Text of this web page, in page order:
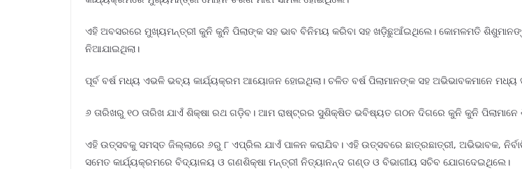
ଏହି ଅବସରରେ ମୁଖ୍ୟମନ୍ତ୍ରୀ କୁନି କୁନି ପିଲାଙ୍କ ସହ ଭାବ ବିନିମୟ କରିବା ସହ ଖଡ଼ିଛୁଆଁଇଥିଲେ। କୋମଳମତି
ନିଆଯାଇଥିଲା।
ପୂର୍ବ ବର୍ଷ ମଧ୍ୟ ଏଭଳି ଭବ୍ୟ କାର୍ଯ୍ୟକ୍ରମ ଆୟୋଜନ ହୋଇଥିଲା। ଚଳିତ ବର୍ଷ ପିଲାମାନଙ୍କ ସହ ଅଭିଭାବକମାନେ ମଧ୍ୟ
୬ ତାରିଖରୁ ୧୦ ତାରିଖ ଯାଏଁ ଶିକ୍ଷା ରଥ ଗଡ଼ିବ। ଆମ ରାଷ୍ଟ୍ରର ସୁଶିକ୍ଷିତ ଭବିଷ୍ୟତ ଗଠନ ଦିଗରେ କୁନି କୁନି ପିଲାମାନେ
ଏହି ଉତ୍ସବକୁ ସମସ୍ତ ଜିଲ୍ଲାରେ ୬ରୁ ୮ ଏପ୍ରିଲ ଯାଏଁ ପାଳନ କରାଯିବ। ଏହି ଉତ୍ସବରେ ଛାତ୍ରଛାତ୍ରୀ, ଅଭିଭାବକ,
ସମେତ କାର୍ଯ୍ୟକ୍ରମରେ ବିଦ୍ୟାଳୟ ଓ ଗଣଶିକ୍ଷା ମନ୍ତ୍ରୀ ନିତ୍ୟାନନ୍ଦ ଗଣ୍ଡ ଓ ବିଭାଗୀୟ ସଚିବ ଯୋଗଦେଇଥିଲେ।